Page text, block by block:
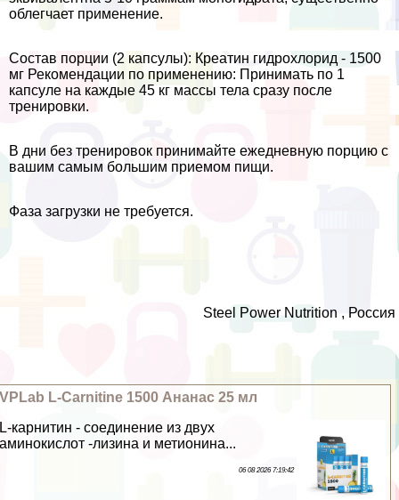
облегчает применение.
Состав порции (2 капсулы): Креатин гидрохлорид - 1500
мг Рекомендации по применению: Принимать по 1
капсуле на каждые 45 кг массы тела сразу после
тренировки.
В дни без тренировок принимайте ежедневную порцию с
вашим самым большим приемом пищи.
Фаза загрузки не требуется.
Steel Power Nutrition , Россия
VPLab L-Carnitine 1500 Ананас 25 мл
L-карнитин - соединение из двух
аминокислот -лизина и метионина...
06 08 2026 7:19:42